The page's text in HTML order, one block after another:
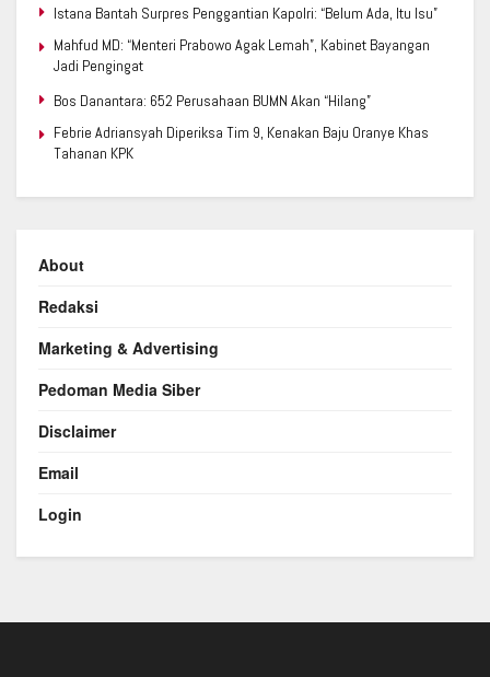
Istana Bantah Surpres Penggantian Kapolri: “Belum Ada, Itu Isu”
Mahfud MD: “Menteri Prabowo Agak Lemah”, Kabinet Bayangan
Jadi Pengingat
Bos Danantara: 652 Perusahaan BUMN Akan “Hilang”
Febrie Adriansyah Diperiksa Tim 9, Kenakan Baju Oranye Khas
Tahanan KPK
About
Redaksi
Marketing & Advertising
Pedoman Media Siber
Disclaimer
Email
Login